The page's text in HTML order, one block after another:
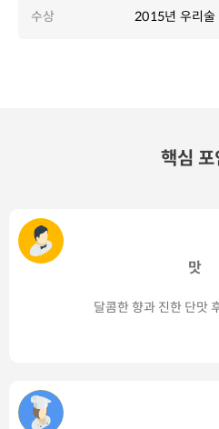
수상
2015년 우리술
핵심 포
맛
달콤한 향과 진한 단맛